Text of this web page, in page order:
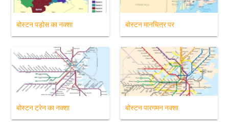
बोस्टन पड़ोस का नक्शा बोस्टन मानचित्र पर
बोस्टन ट्रेन का नक्शा बोस्टन पारगमन नक्शा